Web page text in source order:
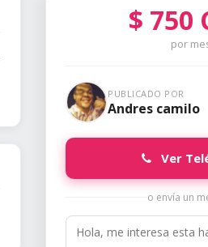
$ 750
por
PUBLICADO POR
Andres camilo
Ver
o envía un